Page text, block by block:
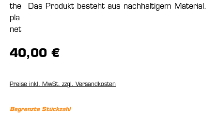
Das Produkt besteht aus nachhaltigem Material.
40,00 €
Preise inkl. MwSt. zzgl. Versandkosten
Begrenzte Stückzahl